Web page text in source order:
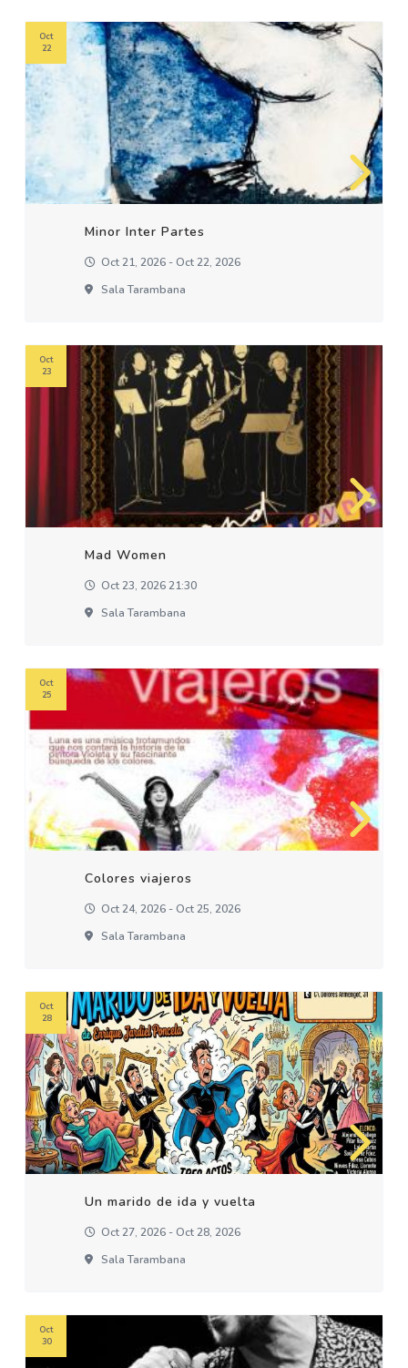
Minor Inter Partes
Oct 21, 2026 - Oct 22, 2026
Sala Tarambana
Oct
22
Mad Women
Oct 23, 2026 21:30
Sala Tarambana
Oct
23
Colores viajeros
Oct 24, 2026 - Oct 25, 2026
Sala Tarambana
Oct
25
Un marido de ida y vuelta
Oct 27, 2026 - Oct 28, 2026
Sala Tarambana
Oct
28
Oct
30